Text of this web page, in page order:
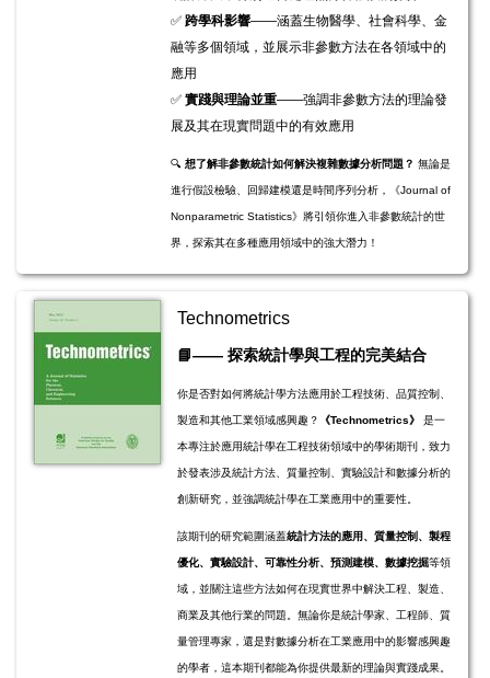
✅ 跨學科影響——涵蓋生物醫學、社會科學、金
融等多個領域，並展示非參數方法在各領域中的
應用
✅ 實踐與理論並重——強調非參數方法的理論發
展及其在現實問題中的有效應用
🔍 想了解非參數統計如何解決複雜數據分析問題？ 無論是
進行假設檢驗、回歸建模還是時間序列分析，《Journal of
Nonparametric Statistics》將引領你進入非參數統計的世
界，探索其在多種應用領域中的強大潛力！
Technometrics
📘—— 探索統計學與工程的完美結合
你是否對如何將統計學方法應用於工程技術、品質控制、
製造和其他工業領域感興趣？ 《Technometrics》 是一
本專注於應用統計學在工程技術領域中的學術期刊，致力
於發表涉及統計方法、質量控制、實驗設計和數據分析的
創新研究，並強調統計學在工業應用中的重要性。
該期刊的研究範圍涵蓋統計方法的應用、質量控制、製程
優化、實驗設計、可靠性分析、預測建模、數據挖掘等領
域，並關注這些方法如何在現實世界中解決工程、製造、
商業及其他行業的問題。無論你是統計學家、工程師、質
量管理專家，還是對數據分析在工業應用中的影響感興趣
的學者，這本期刊都能為你提供最新的理論與實踐成果。